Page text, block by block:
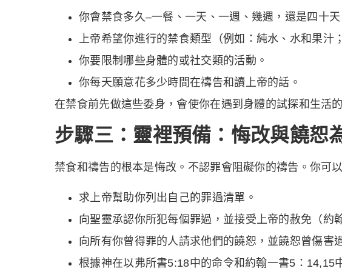
你會禁食多久–一餐、一天、一週、幾週，還是四十
上帝希望你進行的禁食類型（例如：純水、水和果汁
你要限制哪些身體的或社交類的活動。
你每天願意花多少時間在禱告和讀上帝的話。
在禁食前先做這些委身，會使你在遇到身體的試探和生活
步驟三：靈裡預備：悔改與饒恕
禁食和禱告的根本是悔改。不認罪會阻礙你的禱告。你可
求上帝幫助你列出自己的罪過清單。
向聖靈承認你所犯每個罪過，並接受上帝的赦免（約
向所有你曾得罪的人請求他們的饒恕，並饒恕曾傷害
根據神在以弗所書5:18中的命令和約翰一書5：14,15